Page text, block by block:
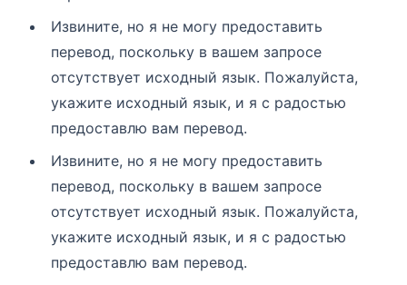
Извините, но я не могу предоставить
перевод, поскольку в вашем запросе
отсутствует исходный язык. Пожалуйста,
укажите исходный язык, и я с радостью
предоставлю вам перевод.
Извините, но я не могу предоставить
перевод, поскольку в вашем запросе
отсутствует исходный язык. Пожалуйста,
укажите исходный язык, и я с радостью
предоставлю вам перевод.